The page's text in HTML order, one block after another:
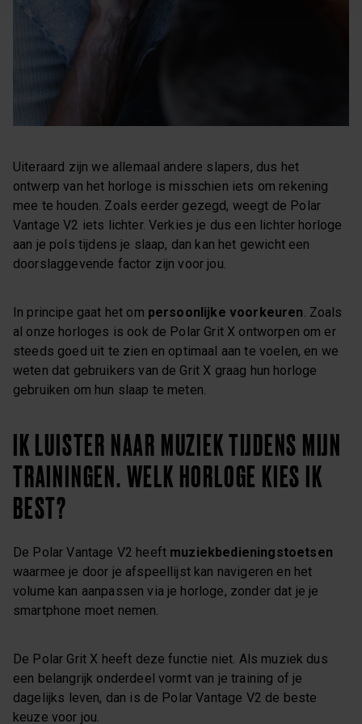
Uiteraard zijn we allemaal andere slapers, dus het
ontwerp van het horloge is misschien iets om rekening
mee te houden. Zoals eerder gezegd, weegt de Polar
Vantage V2 iets lichter. Verkies je dus een lichter horloge
aan je pols tijdens je slaap, dan kan het gewicht een
doorslaggevende factor zijn voor jou.
In principe gaat het om persoonlijke voorkeuren. Zoals
al onze horloges is ook de Polar Grit X ontworpen om er
steeds goed uit te zien en optimaal aan te voelen, en we
weten dat gebruikers van de Grit X graag hun horloge
gebruiken om hun slaap te meten.
IK LUISTER NAAR MUZIEK TIJDENS MIJN
TRAININGEN. WELK HORLOGE KIES IK
BEST?
De Polar Vantage V2 heeft muziekbedieningstoetsen
waarmee je door je afspeellijst kan navigeren en het
volume kan aanpassen via je horloge, zonder dat je je
smartphone moet nemen.
De Polar Grit X heeft deze functie niet. Als muziek dus
een belangrijk onderdeel vormt van je training of je
dagelijks leven, dan is de Polar Vantage V2 de beste
keuze voor jou.